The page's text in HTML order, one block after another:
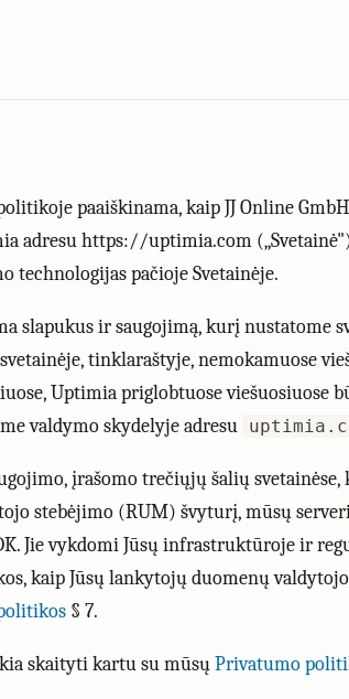
paaiškinama, kaip JJ Online
adresu https://uptimia.com
technologijas pačioje Svetainėje.
slapukus ir saugojimą, kurį nustatome
tinklaraštyje, nemokamuose
Uptimia priglobtuose viešuosiuose
valdymo skydelyje adresu
įrašomo trečiųjų šalių svetainėse,
stebėjimo (RUM) švyturį, mūsų
Jie vykdomi Jūsų infrastruktūroje ir
kaip Jūsų lankytojų duomenų
§ 7.
skaityti kartu su mūsųPrivatumo